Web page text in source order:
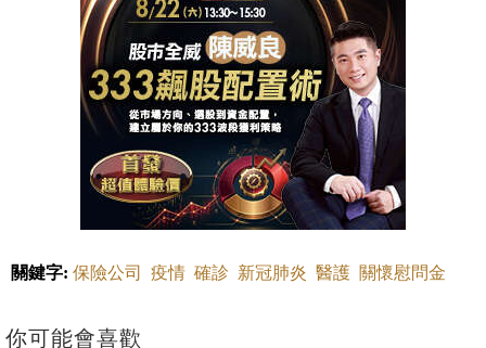
關鍵字: 保險公司 疫情 確診 新冠肺炎 醫護 關懷慰問金
你可能會喜歡